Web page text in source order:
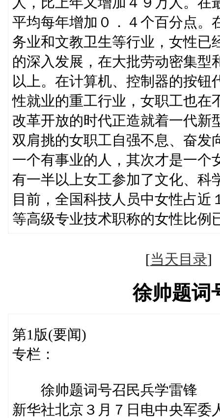
平均每年增加０．４个百分点。
务业和文教卫生等行业，女性已
的深入发展，在大批劳动密集型
以上。在计算机、控制器的按
性就业的重工行业，女职工也在
改革开放的时代正造就着一代新
双肩挑的女职工自强不息、奋发
一个有事业的人，其次才是一个
有一半以上女工参加了文化、科
目前，全国科技人员中女性占
等高级专业技术职称的女性比例
[当天目录
徐帅题词
第1版(要闻)
专栏：
徐帅题词号召民兵学雷锋
新华社北京３月７日电中央军委